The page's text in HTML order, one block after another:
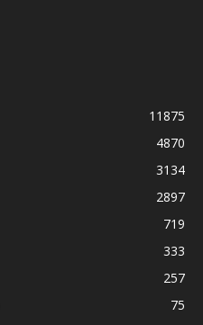
11875
4870
3134
2897
719
333
257
75